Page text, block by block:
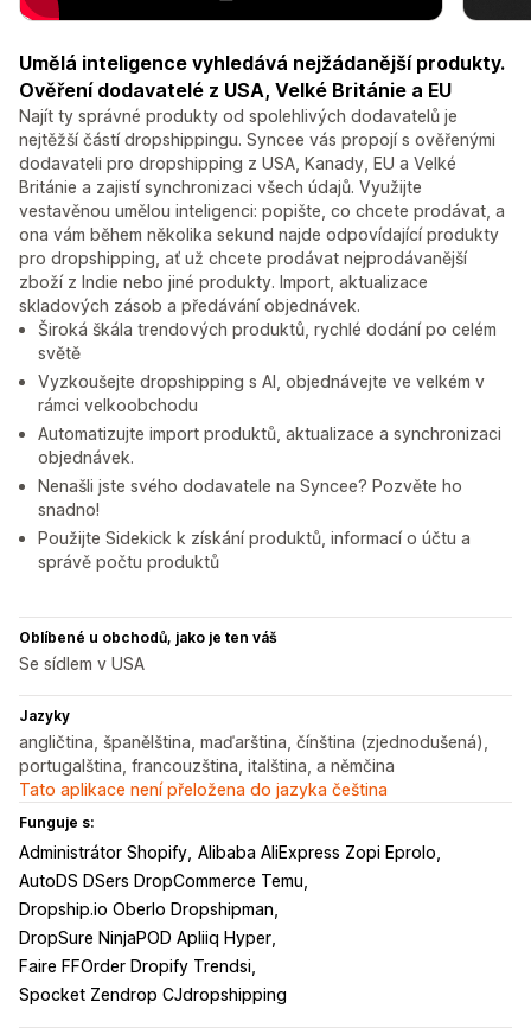
Umělá inteligence vyhledává nejžádanější produkty.
Ověření dodavatelé z USA, Velké Británie a EU
Najít ty správné produkty od spolehlivých dodavatelů je
nejtěžší částí dropshippingu. Syncee vás propojí s ověřenými
dodavateli pro dropshipping z USA, Kanady, EU a Velké
Británie a zajistí synchronizaci všech údajů. Využijte
vestavěnou umělou inteligenci: popište, co chcete prodávat, a
ona vám během několika sekund najde odpovídající produkty
pro dropshipping, ať už chcete prodávat nejprodávanější
zboží z Indie nebo jiné produkty. Import, aktualizace
skladových zásob a předávání objednávek.
Široká škála trendových produktů, rychlé dodání po celém
světě
Vyzkoušejte dropshipping s AI, objednávejte ve velkém v
rámci velkoobchodu
Automatizujte import produktů, aktualizace a synchronizaci
objednávek.
Nenašli jste svého dodavatele na Syncee? Pozvěte ho
snadno!
Použijte Sidekick k získání produktů, informací o účtu a
správě počtu produktů
Oblíbené u obchodů, jako je ten váš
Se sídlem v USA
Jazyky
angličtina, španělština, maďarština, čínština (zjednodušená),
portugalština, francouzština, italština, a němčina
Tato aplikace není přeložena do jazyka čeština
Funguje s:
Administrátor Shopify Alibaba AliExpress Zopi Eprolo
AutoDS DSers DropCommerce Temu
Dropship.io Oberlo Dropshipman
DropSure NinjaPOD Apliiq Hyper
Faire FFOrder Dropify Trendsi
Spocket Zendrop CJdropshipping